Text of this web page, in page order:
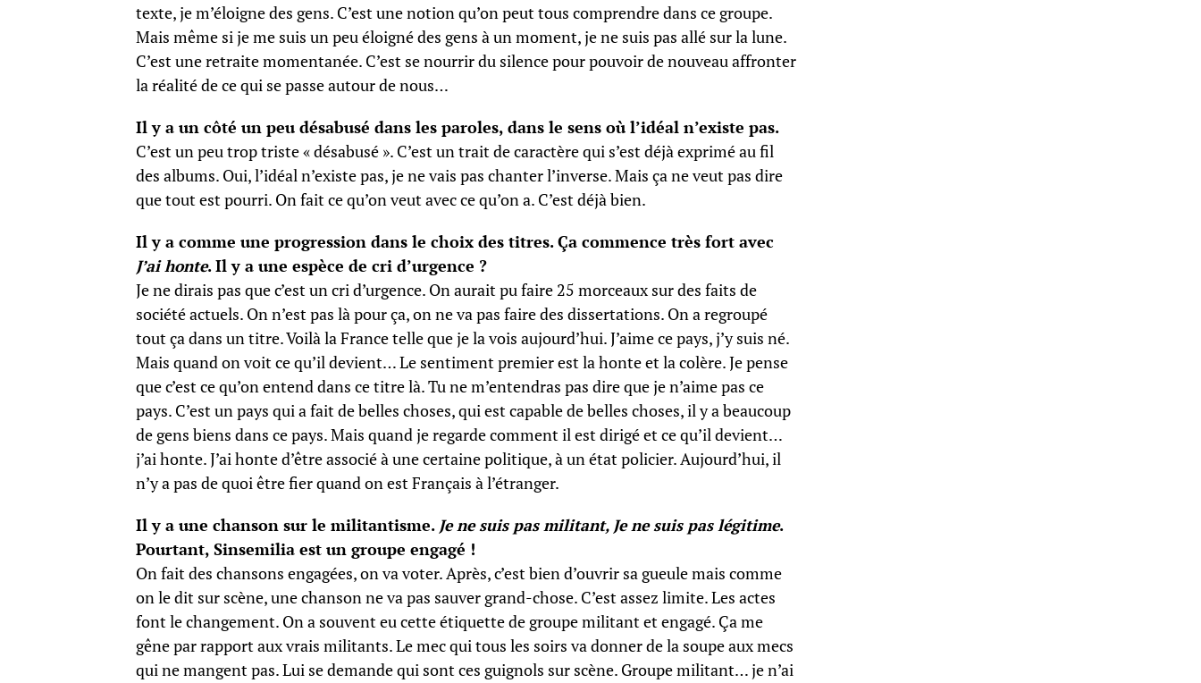
texte, je m’éloigne des gens. C’est une notion qu’on peut tous comprendre dans ce groupe.
Mais même si je me suis un peu éloigné des gens à un moment, je ne suis pas allé sur la lune.
C’est une retraite momentanée. C’est se nourrir du silence pour pouvoir de nouveau affronter
la réalité de ce qui se passe autour de nous…
Il y a un côté un peu désabusé dans les paroles, dans le sens où l’idéal n’existe pas.
C’est un peu trop triste « désabusé ». C’est un trait de caractère qui s’est déjà exprimé au fil
des albums. Oui, l’idéal n’existe pas, je ne vais pas chanter l’inverse. Mais ça ne veut pas dire
que tout est pourri. On fait ce qu’on veut avec ce qu’on a. C’est déjà bien.
Il y a comme une progression dans le choix des titres. Ça commence très fort avec
J’ai honte. Il y a une espèce de cri d’urgence ?
Je ne dirais pas que c’est un cri d’urgence. On aurait pu faire 25 morceaux sur des faits de
société actuels. On n’est pas là pour ça, on ne va pas faire des dissertations. On a regroupé
tout ça dans un titre. Voilà la France telle que je la vois aujourd’hui. J’aime ce pays, j’y suis né.
Mais quand on voit ce qu’il devient… Le sentiment premier est la honte et la colère. Je pense
que c’est ce qu’on entend dans ce titre là. Tu ne m’entendras pas dire que je n’aime pas ce
pays. C’est un pays qui a fait de belles choses, qui est capable de belles choses, il y a beaucoup
de gens biens dans ce pays. Mais quand je regarde comment il est dirigé et ce qu’il devient…
j’ai honte. J’ai honte d’être associé à une certaine politique, à un état policier. Aujourd’hui, il
n’y a pas de quoi être fier quand on est Français à l’étranger.
Il y a une chanson sur le militantisme. Je ne suis pas militant, Je ne suis pas légitime.
Pourtant, Sinsemilia est un groupe engagé !
On fait des chansons engagées, on va voter. Après, c’est bien d’ouvrir sa gueule mais comme
on le dit sur scène, une chanson ne va pas sauver grand-chose. C’est assez limite. Les actes
font le changement. On a souvent eu cette étiquette de groupe militant et engagé. Ça me
gêne par rapport aux vrais militants. Le mec qui tous les soirs va donner de la soupe aux mecs
qui ne mangent pas. Lui se demande qui sont ces guignols sur scène. Groupe militant… je n’ai